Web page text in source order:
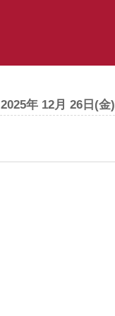
2025年 12月 26日 (金)